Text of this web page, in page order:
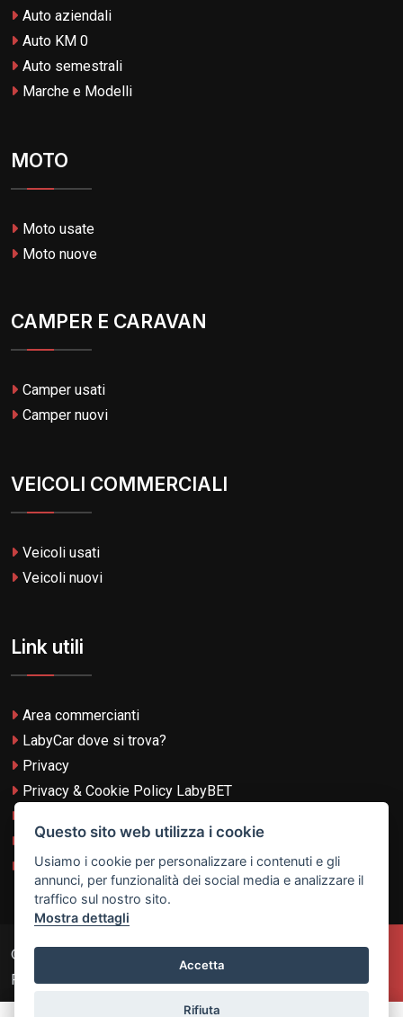
Auto aziendali
Auto KM 0
Auto semestrali
Marche e Modelli
MOTO
Moto usate
Moto nuove
CAMPER E CARAVAN
Camper usati
Camper nuovi
VEICOLI COMMERCIALI
Veicoli usati
Veicoli nuovi
Link utili
Area commercianti
LabyCar dove si trova?
Privacy
Privacy & Cookie Policy LabyBET
Termini e Condizioni LabyBET
Login con TikTok
© 2026
Rights Reserved.
Questo sito web utilizza i cookie
Usiamo i cookie per personalizzare i contenuti e gli
annunci, per funzionalità dei social media e analizzare il
traffico sul nostro sito.
Mostra dettagli
Accetta
Rifiuta